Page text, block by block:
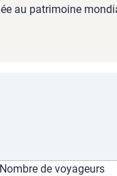
au patrimoine
Nombre de voyageurs